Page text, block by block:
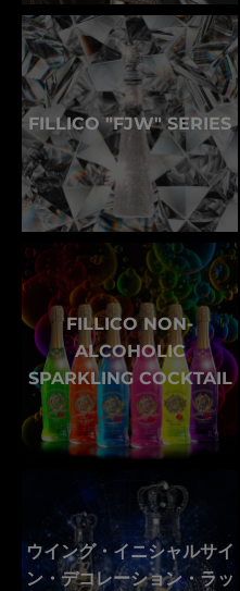
FILLICO "FJW" SERIES
FILLICO NON-
ALCOHOLIC
SPARKLING COCKTAIL
ウイング・イニシャルサイ
ン・デコレーション・ラッ